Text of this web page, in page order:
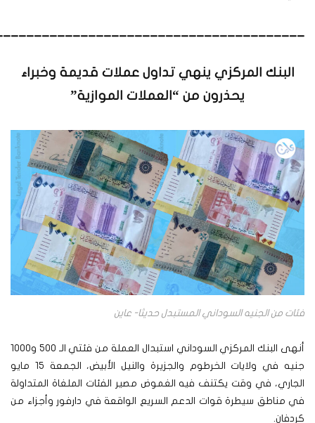
البنك المركزي ينهي تداول عملات قديمة وخبراء
يحذرون من “العملات الموازية”
فئات من الجنيه السوداني المستبدل حديثا- عاين
أنهى البنك المركزي السوداني استبدال العملة من فئتي الـ 500 و1000
جنيه في ولايات الخرطوم والجزيرة والنيل الأبيض، الجمعة 15 مايو
الجاري، في وقت يكتنف فيه الغموض مصير الفئات الملغاة المتداولة
في مناطق سيطرة قوات الدعم السريع الواقعة في دارفور وأجزاء من
كردفان.